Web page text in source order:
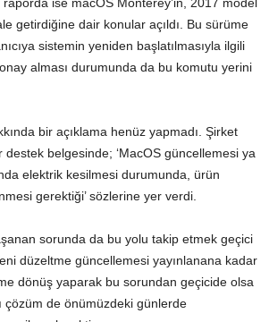
getirdiğine dair konular açıldı. Bu sürüme
sistemin yeniden başlatılmasıyla ilgili
alması durumunda da bu komutu yerini
bir açıklama henüz yapmadı. Şirket
destek belgesinde; ‘MacOS güncellemesi ya
elektrik kesilmesi durumunda, ürün
gerektiği’ sözlerine yer verdi.
sorunda da bu yolu takip etmek geçici
düzeltme güncellemesi yayınlanana kadar
dönüş yaparak bu sorundan geçicide olsa
çözüm de önümüzdeki günlerde